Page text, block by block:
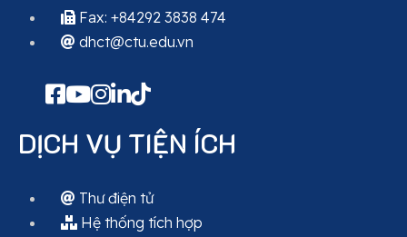
Fax: +84292 3838 474
dhct@ctu.edu.vn
DỊCH VỤ TIỆN ÍCH
Thư điện tử
Hệ thống tích hợp